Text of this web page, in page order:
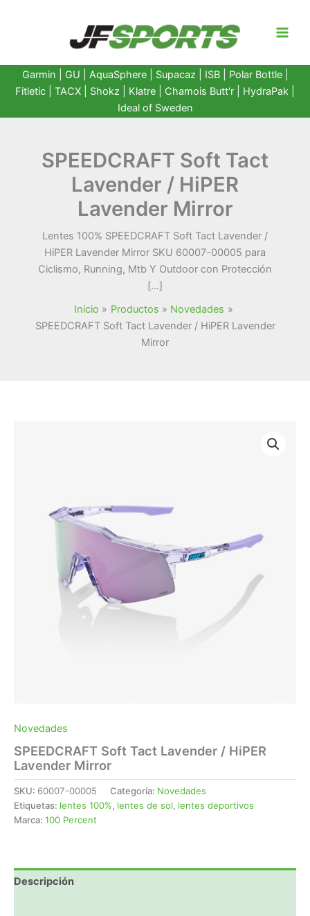
Garmin GU AquaSphere| Supacaz | ISB | Polar Bottle|
Fitletic
TACX Shokz Klatre Chamois Butt'r HydraPak
Ideal of Sweden
SPEEDCRAFT Soft Tact
Lavender / HiPER
Lavender Mirror
Lentes 100% SPEEDCRAFT Soft Tact Lavender /
HiPER Lavender Mirror SKU 60007-00005 para
Ciclismo, Running, Mtb Y Outdoor con Protección
[…]
Inicio
Productos
Novedades
SPEEDCRAFT Soft Tact Lavender / HiPER Lavender
Mirror
Novedades
SPEEDCRAFT Soft Tact Lavender / HiPER
Lavender Mirror
SKU: 60007-00005 Categoría: Novedades
Etiquetas: lentes 100%, lentes de sol, lentes deportivos
Marca: 100 Percent
Descripción